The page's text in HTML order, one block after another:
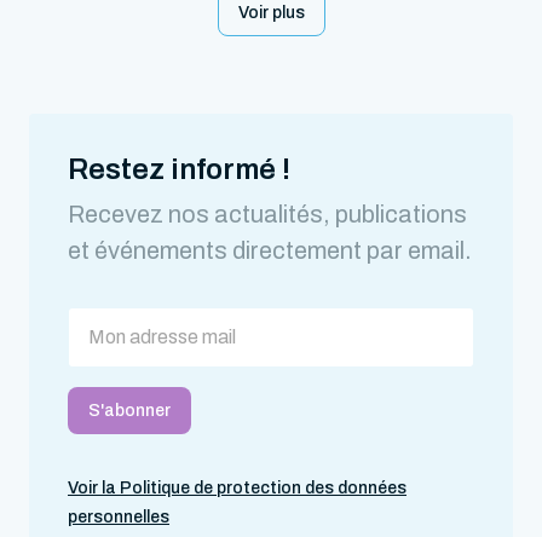
Voir plus
Restez informé !
Recevez nos actualités, publications
et événements directement par email.
Voir la Politique de protection des données
personnelles